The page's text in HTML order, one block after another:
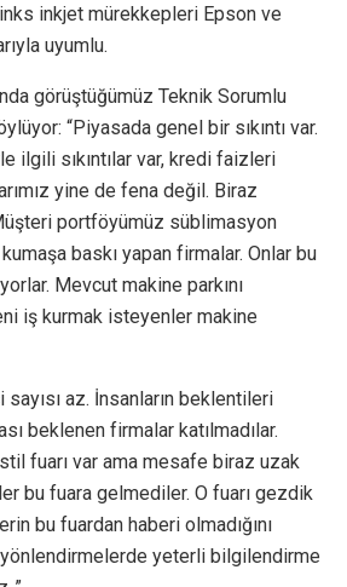
inkjet mürekkepleri Epson ve
uyumlu.
görüştüğümüz Teknik Sorumlu
“Piyasada genel bir sıkıntı var.
ilgili sıkıntılar var, kredi faizleri
yine de fena değil. Biraz
portföyümüz süblimasyon
baskı yapan firmalar. Onlar bu
Mevcut makine parkını
iş kurmak isteyenler makine
az. İnsanların beklentileri
beklenen firmalar katılmadılar.
fuarı var ama mesafe biraz uzak
bu fuara gelmediler. O fuarı gezdik
bu fuardan haberi olmadığını
yönlendirmelerde yeterli bilgilendirme